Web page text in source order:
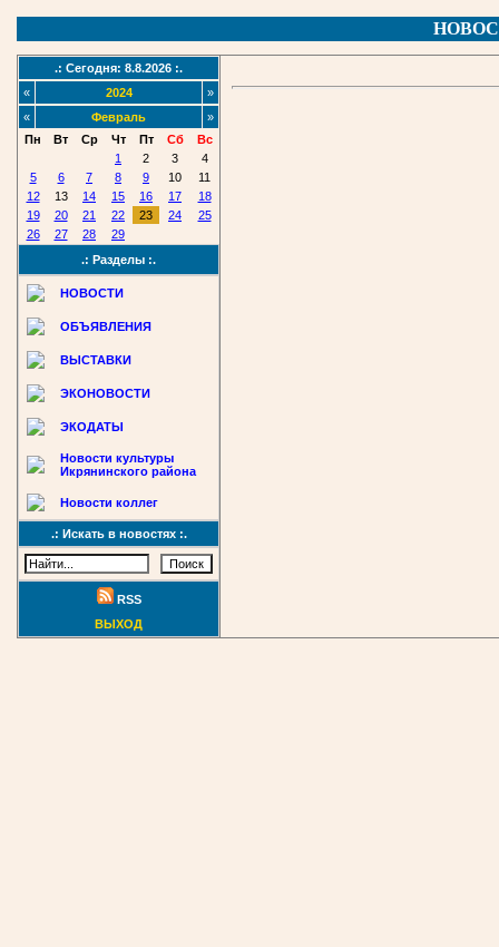
.: Сегодня: 8.8.2026 :.
«
2024
»
«
Февраль
»
Пн
Вт Ср Чт Пт Сб
Вс
1
2 3
4
5
6 7 8 9 10
11
12
13 14 15 16 17
18
19
20 21 22 23 24
25
26
27 28
29
.: Разделы :.
НОВОСТИ
ОБЪЯВЛЕНИЯ
ВЫСТАВКИ
ЭКОНОВОСТИ
ЭКОДАТЫ
Новости культуры
Икрянинского района
Новости коллег
.: Искать в новостях :.
RSS
ВЫХОД